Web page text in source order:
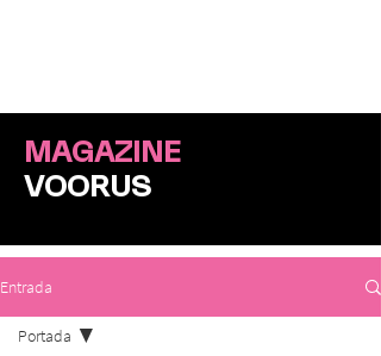
MAGAZINE
VOORUS
Entrada
Portada